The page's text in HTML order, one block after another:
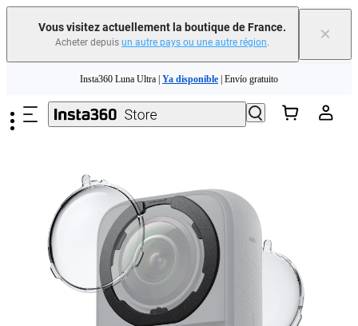
Vous visitez actuellement la boutique de France.
Acheter depuis un autre pays ou une autre région. ×
Insta360 Luna Ultra | Ya disponible | Envío gratuito
Échangez votre ancien appareil et recevez de l'argent pour votre nouvel achat.｜
En savoir plus
Need shopping help? |
Insta360 Luna Ultra |Ya disponible | Envío gratuito